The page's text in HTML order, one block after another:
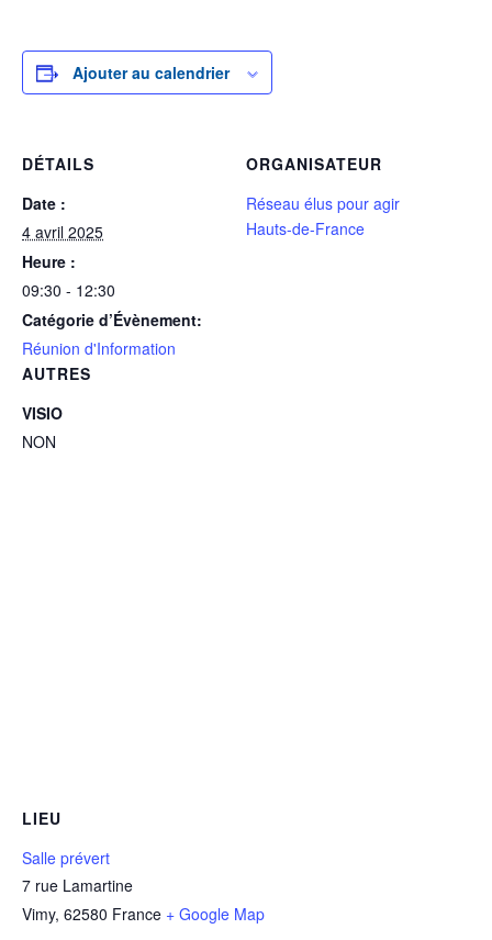
Ajouter au calendrier
DÉTAILS
Date :
4 avril 2025
Heure :
09:30 - 12:30
Catégorie d’Évènement:
Réunion d'Information
ORGANISATEUR
Réseau élus pour agir
Hauts-de-France
AUTRES
VISIO
NON
LIEU
Salle prévert
7 rue Lamartine
Vimy, 62580 France + Google Map